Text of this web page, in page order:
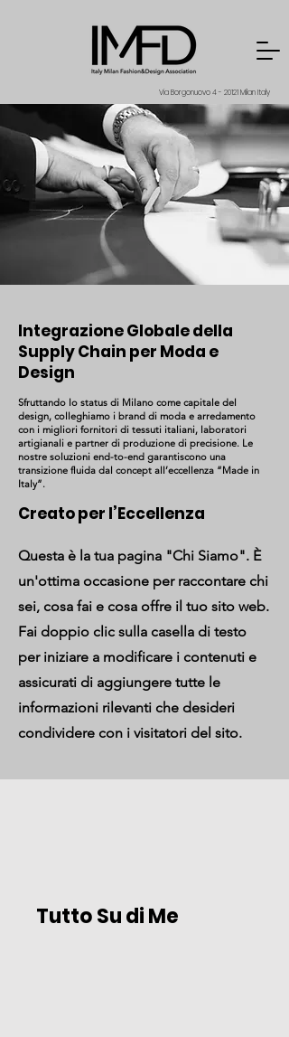
Via Borgonuovo 4 - 20121 Milan Italy
Integrazione Globale della
Supply Chain per Moda e
Design
Sfruttando lo status di Milano come capitale del
design, colleghiamo i brand di moda e arredamento
con i migliori fornitori di tessuti italiani, laboratori
artigianali e partner di produzione di precisione. Le
nostre soluzioni end-to-end garantiscono una
transizione fluida dal concept all’eccellenza “Made in
Italy”.
Creato per l’Eccellenza
Questa è la tua pagina "Chi Siamo". È
un'ottima occasione per raccontare chi
sei, cosa fai e cosa offre il tuo sito web.
Fai doppio clic sulla casella di testo
per iniziare a modificare i contenuti e
assicurati di aggiungere tutte le
informazioni rilevanti che desideri
condividere con i visitatori del sito.
Tutto Su di Me